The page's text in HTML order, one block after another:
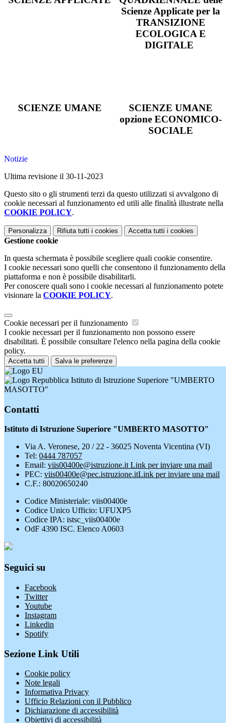
Scienze Applicate per la
TRANSIZIONE
ECOLOGICA E
DIGITALE
SCIENZE UMANE
SCIENZE UMANE
opzione ECONOMICO-
SOCIALE
Notizie
Ultima revisione il 30-11-2023
Questo sito o gli strumenti terzi da questo utilizzati si avvalgono di
cookie necessari al funzionamento ed utili alle finalità illustrate nella
COOKIE POLICY.
Personalizza Rifiuta tutti i cookies Accetta tutti i cookies
Gestione cookie
In questa schermata è possibile scegliere quali cookie consentire.
I cookie necessari sono quelli che consentono il funzionamento della
piattaforma e non è possibile disabilitarli.
Per conoscere quali sono i cookie necessari al funzionamento potete
visionare la COOKIE POLICY.
Cookie necessari per il funzionamento
I cookie necessari per il funzionamento non possono essere
disabilitati. È possibile consultare l'elenco nella pagina della cookie
policy.
Accetta tutti Salva le preferenze
Istituto di Istruzione Superiore "UMBERTO
MASOTTO"
Contatti
Istituto di Istruzione Superiore "UMBERTO MASOTTO"
Via A. Veronese, 20 / 22 - 36025 Noventa Vicentina (VI)
Tel: 0444 787057
Email: viis00400e@istruzione.it Link per inviare una mail
PEC: viis00400e@pec.istruzione.itLink per inviare una mail
C.F.: 80020650240
Codice Ministeriale: viis00400e
Codice Unico Ufficio: UFUXP5
Codice IPA: istsc_viis00400e
OdF 4390 ISC. Elenco A0603
Seguici su
Facebook
Twitter
Youtube
Instagram
Linkedin
Spotify
Sezione Link Utili
Cookie policy
Note legali
Informativa Privacy
Ufficio Relazioni con il Pubblico
Dichiarazione di accessibilità
Obiettivi di accessibilità